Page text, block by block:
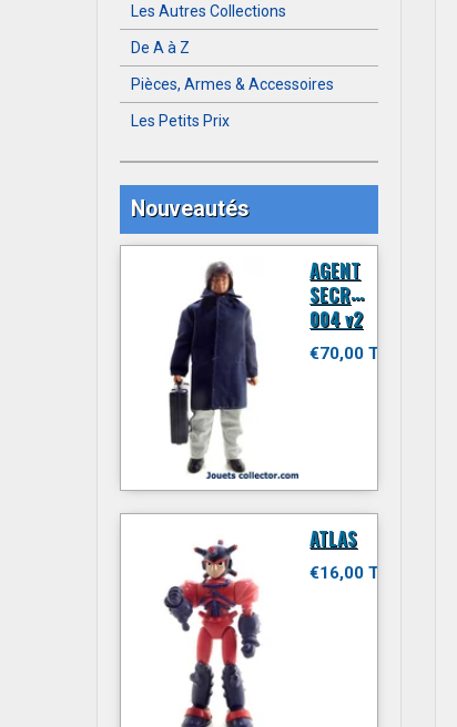
Les Autres Collections
De A à Z
Pièces, Armes & Accessoires
Les Petits Prix
Nouveautés
AGENT
SECRET
004 v2
€70,00 TTC
ATLAS
€16,00 TTC